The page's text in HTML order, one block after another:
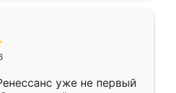
уже не первый